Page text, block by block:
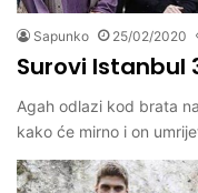
Sapunko 25/02/2020
Surovi Istanbul
Agah odlazi kod brata
kako će mirno i on